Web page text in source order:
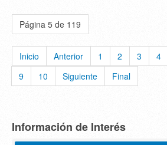
Página 5 de 119
Inicio Anterior 1 2 3 4
9
10 Siguiente Final
Información de Interés